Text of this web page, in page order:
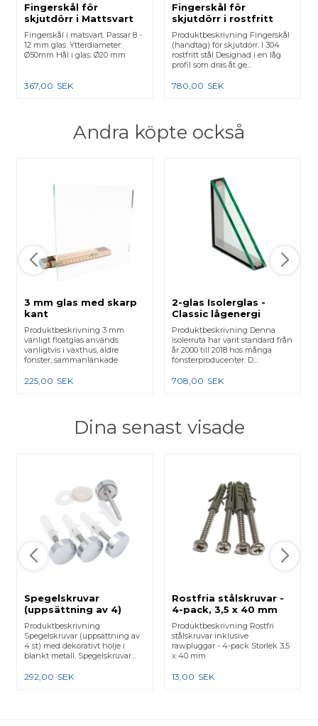
Fingerskål för
skjutdörr i Mattsvart
Ø50
Fingerskål i matsvart. Passar 8 -
12 mm glas. Ytterdiameter:
Ø50mm Hål i glas: Ø20 mm
367,00 SEK
Fingerskål för
skjutdörr i rostfritt
stål för 10-12 mm glas
Produktbeskrivning Fingerskål
(handtag) för skjutdörr. I 304
rostfritt stål Designad i en låg
profil som dras åt ge...
780,00 SEK
Andra köpte också
3 mm glas med skarp
kant
Produktbeskrivning 3 mm
vanligt floatglas används
vanligtvis i växthus, äldre
fönster, sammanlänkade
225,00 SEK
2-glas Isolerglas -
Classic lågenergi
Produktbeskrivning Denna
isolerruta har varit standard från
år 2000 till 2018 hos många
fönsterproducenter. D...
708,00 SEK
Dina senast visade
Spegelskruvar
(uppsättning av 4)
med blankt hölje
Produktbeskrivning
Spegelskruvar (uppsättning av
4 st) med dekorativt hölje i
blankt metall. Spegelskruvar...
292,00 SEK
Rostfria stålskruvar -
4-pack, 3,5 x 40 mm
Produktbeskrivning Rostfri
stålskruvar inklusive
rawpluggar - 4-pack Storlek 3,5
x 40 mm
13,00 SEK